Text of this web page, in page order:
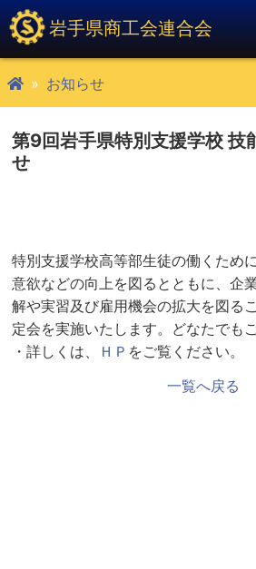
岩手県商工会連合会
お知らせ
第9回岩手県特別支援学校 技
せ
特別支援学校高等部生徒の働くため
意欲などの向上を図るとともに、企
解や実習及び雇用機会の拡大を図る
定会を実施いたします。どなたでも
・詳しくは、
ＨＰ をご覧ください。
一覧へ戻る